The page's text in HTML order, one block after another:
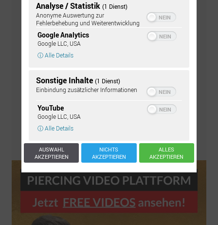
Pflegeset bestellen
Analyse / Statistik (1 Dienst)
Anonyme Auswertung zur
Fehlerbehebung und Weiterentwicklung
Google Analytics
Google LLC, USA
ⓘ Alle Details
Sonstige Inhalte (1 Dienst)
Einbindung zusätzlicher Informationen
YouTube
Google LLC, USA
ⓘ Alle Details
AUSWAHL
AKZEPTIEREN
NICHTS
AKZEPTIEREN
ALLES
AKZEPTIEREN